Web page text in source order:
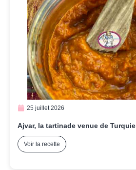
25 juillet 2026
Ajvar, la tartinade venue de Turquie
Voir la recette